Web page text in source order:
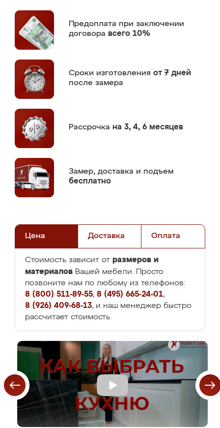
Предоплата при заключении
договора всего 10%
Сроки изготовления от 7 дней
после замера
Рассрочка на 3, 4, 6 месяцев
Замер, доставка и подъем
бесплатно
Цена Доставка Оплата
Стоимость зависит от размеров и
материалов Вашей мебели. Просто
позвоните нам по любому из телефонов:
8 (800) 511-89-55, 8 (495) 665-24-01,
8 (926) 409-68-13, и наш менеджер быстро
рассчитает стоимость.